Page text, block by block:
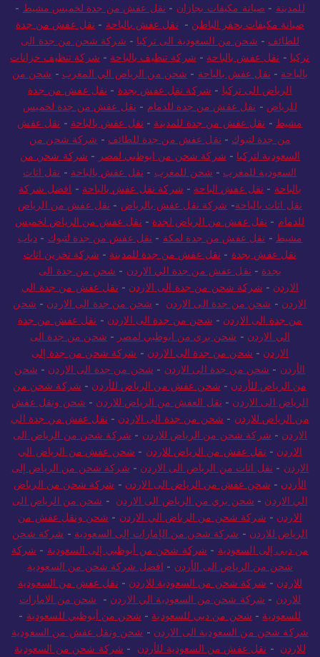
للمدينة - صيانة مكيفات بجازان - نقل عفش من جدة لخميس مشيط -
صيانة مكيفات بحفر الباطن - نقل عفش بالباحة - نقل عفش من جدة
للطائف - شحن من السعودية الى تركيا - شركة شحن من جدة الى
تركيا - نقل عفش بالباحة - شركة تنظيف بالباحة - شركة تنظيف خزانات
بالباحة - نقل عفش بالباحة - شحن من الرياض الي المغرب - شحن من
الرياض الى تركيا - شركة نقل عفش بجدة - نقل عفش من جدة
للرياض - نقل عفش من جدة للدمام - نقل عفش من جدة لخميس
مشيط - نقل عفش من جدة للمدينة - نقل عفش بالباحة - نقل عفش
من جدة لتبوك - نقل عفش من جدة للطائف - شركة شحن من
السعودية لتركيا - شركة شحن من ابوظبي لمصر - شركة شحن من
السعودية للمغرب - شحن للمغرب - نقل عفش بالباحة - نقل اثاث
بالباحة - نقل عفش الباحة - شركة نقل عفش بالباحة - افضل شركة
نقل اثاث بالباحة- شركة نقل عفش بالرياض - نقل عفش من الرياض
للدمام - نقل عفش من الرياض لجدة - نقل عفش من الرياض لخميس
مشيط - نقل عفش من جدة لمكة - نقل عفش من جدة لتبوك - دباب
نقل عفش بجدة - نقل عفش من جدة للمدينة - شركة تخزين اثاث
بجدة - نقل عفش من جدة الي الاردن - شحن من جدة الى
الاردن - شركة شحن من جدة الى الاردن - نقل عفش من جدة الي
الاردن - شحن من جدة الى الاردن - شحن من جدة الى الاردن - شحن
من جدة الى الاردن - شحن من جدة الى الاردن - نقل عفش من جدة
الي الاردن - شحن بري من ابوظبي لمصر - شحن من جدة الى
الاردن - شحن من جدة الى الاردن - شركة شحن من جدة إلى
الأردن - شحن من جدة الى الاردن - شحن من جدة الى الاردن - شحن
من الرياض للأردن - شحن عفش من الرياض للأردن - شركة شحن من
الرياض الى الاردن - نقل العفش من الرياض للاردن - شحن ونقل عفش
من الرياض للاردن - شحن من جدة الى الاردن - نقل عفش من جدة الي
الاردن - شركة شحن من الرياض للاردن - شركة شحن من الرياض الى
الاردن - نقل عفش من الرياض للاردن - شحن عفش من الرياض الي
الاردن - نقل اثاث من الرياض الى الاردن - شركة شحن من الرياض إلى
الأردن - شحن عفش من الرياض الى الاردن - شركة شحن من الرياض
الي الاردن - شحن بري من الرياض الى الاردن - شحن من الرياض الى
الاردن - شركة شحن من الرياض الي الاردن - شحن ونقل عفش من
الرياض للاردن - شركة شحن من الإمارات إلى السعودية - شركة شحن
من دبي إلى السعودية - شركة شحن من أبوظبي إلى السعودية - شركة
شحن من الرياض الى الأردن - افضل شركة شحن من السعودية
للاردن - شركة شحن من السعودية للاردن - نقل عفش من السعودية
للاردن - شركة شحن من السعودية الي الاردن - شحن من الامارات
للسعودية - شحن من دبي للسعودية - شحن من أبوظبي للسعودية -
شركة شحن من السعودية الى الاردن - شحن ونقل عفش من السعودية
للاردن - نقل عفش من السعودية للأردن - شركة شحن من السعودية